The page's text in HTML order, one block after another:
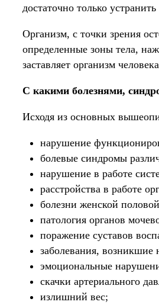
достаточно только
Организм, с точки зрения
определенные зоны тела,
заставляет организм
С какими болезнями,
Исходя из основных
нарушение
болевые синдромы
нарушение в работе
расстройства в работе
болезни женской
патология органов
поражение суставов
заболевания, возникшие
эмоциональные
скачки артериального
излишний вес;